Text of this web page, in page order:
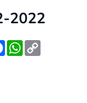
2022
FacebookWhatsApp